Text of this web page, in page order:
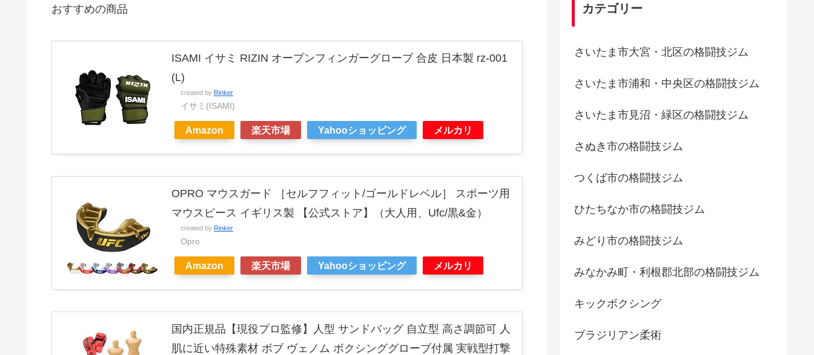
おすすめの商品
ISAMI イサミ RIZIN オープンフィンガーグローブ 合皮 日本製 rz-001
(L)
created by Rinker
イサミ(ISAMI)
Amazon 楽天市場 Yahooショッピング メルカリ
OPRO マウスガード ［セルフフィット/ゴールドレベル］ スポーツ用
マウスピース イギリス製 【公式ストア】（大人用、Ufc/黒&金）
created by Rinker
Opro
Amazon 楽天市場 Yahooショッピング メルカリ
国内正規品【現役プロ監修】人型 サンドバッグ 自立型 高さ調節可 人
肌に近い特殊素材 ボブ ヴェノム ボクシンググローブ付属 実戦型打撃
カテゴリー
さいたま市大宮・北区の格闘技ジム
さいたま市浦和・中央区の格闘技ジム
さいたま市見沼・緑区の格闘技ジム
さぬき市の格闘技ジム
つくば市の格闘技ジム
ひたちなか市の格闘技ジム
みどり市の格闘技ジム
みなかみ町・利根郡北部の格闘技ジム
キックボクシング
ブラジリアン柔術